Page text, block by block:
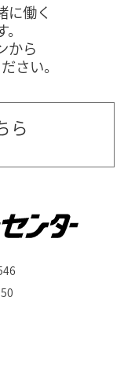
に働く
から
さい。
ら